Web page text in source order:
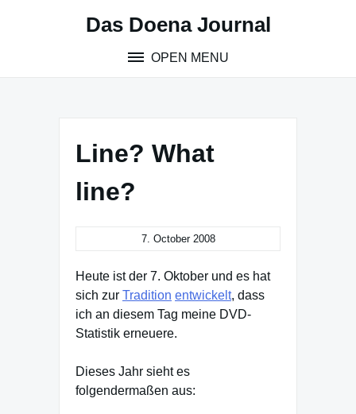
Das Doena Journal
OPEN MENU
Line? What
line?
7. October 2008
Heute ist der 7. Oktober und es hat
sich zur Tradition entwickelt, dass
ich an diesem Tag meine DVD-
Statistik erneuere.
Dieses Jahr sieht es
folgendermaßen aus: